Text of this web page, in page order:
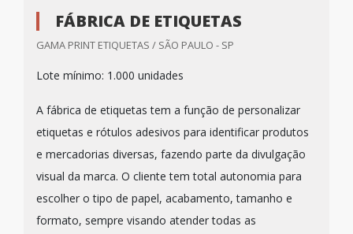
FÁBRICA DE ETIQUETAS
GAMA PRINT ETIQUETAS / SÃO PAULO - SP
Lote mínimo: 1.000 unidades
A fábrica de etiquetas tem a função de personalizar
etiquetas e rótulos adesivos para identificar produtos
e mercadorias diversas, fazendo parte da divulgação
visual da marca. O cliente tem total autonomia para
escolher o tipo de papel, acabamento, tamanho e
formato, sempre visando atender todas as